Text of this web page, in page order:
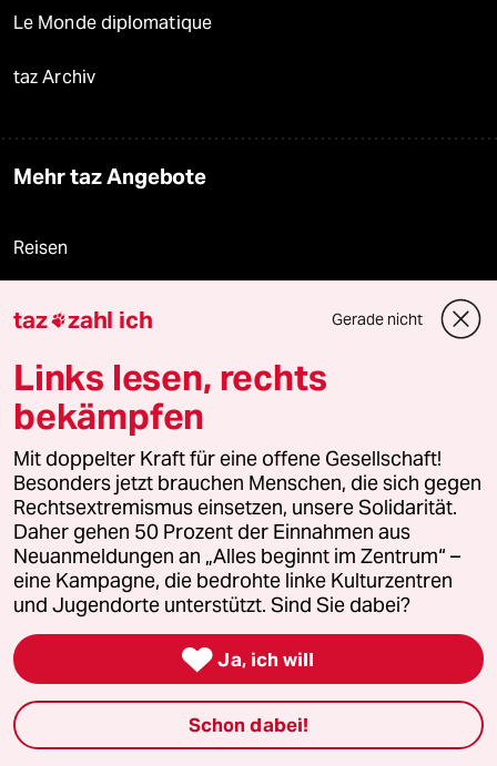
Le Monde diplomatique
taz Archiv
Mehr taz Angebote
Reisen
Anzeigen
Fragen & Hilfe
Feedback
Aboservice
ePaper Login
Downloads für Abonnierende
taz zahl ich Gerade nicht
Links lesen, rechts
bekämpfen
Mit doppelter Kraft für eine offene Gesellschaft!
Besonders jetzt brauchen Menschen, die sich gegen
Rechtsextremismus einsetzen, unsere Solidarität.
Daher gehen 50 Prozent der Einnahmen aus
Neuanmeldungen an „Alles beginnt im Zentrum“ –
eine Kampagne, die bedrohte linke Kulturzentren
und Jugendorte unterstützt. Sind Sie dabei?
 Ja, ich will
Schon dabei!